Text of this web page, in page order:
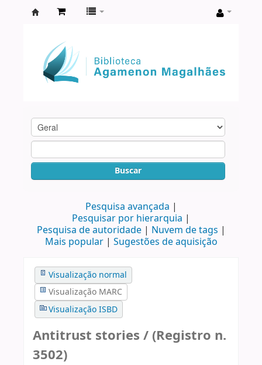
Agamenon
Magalhães
Buscar
Pesquisa avançada
Pesquisar por hierarquia
Pesquisa de autoridade
Nuvem de tags
Mais popular
Sugestões de aquisição
Visualização normal
Visualização MARC
Visualização ISBD
Antitrust stories / (Registro n.
3502)